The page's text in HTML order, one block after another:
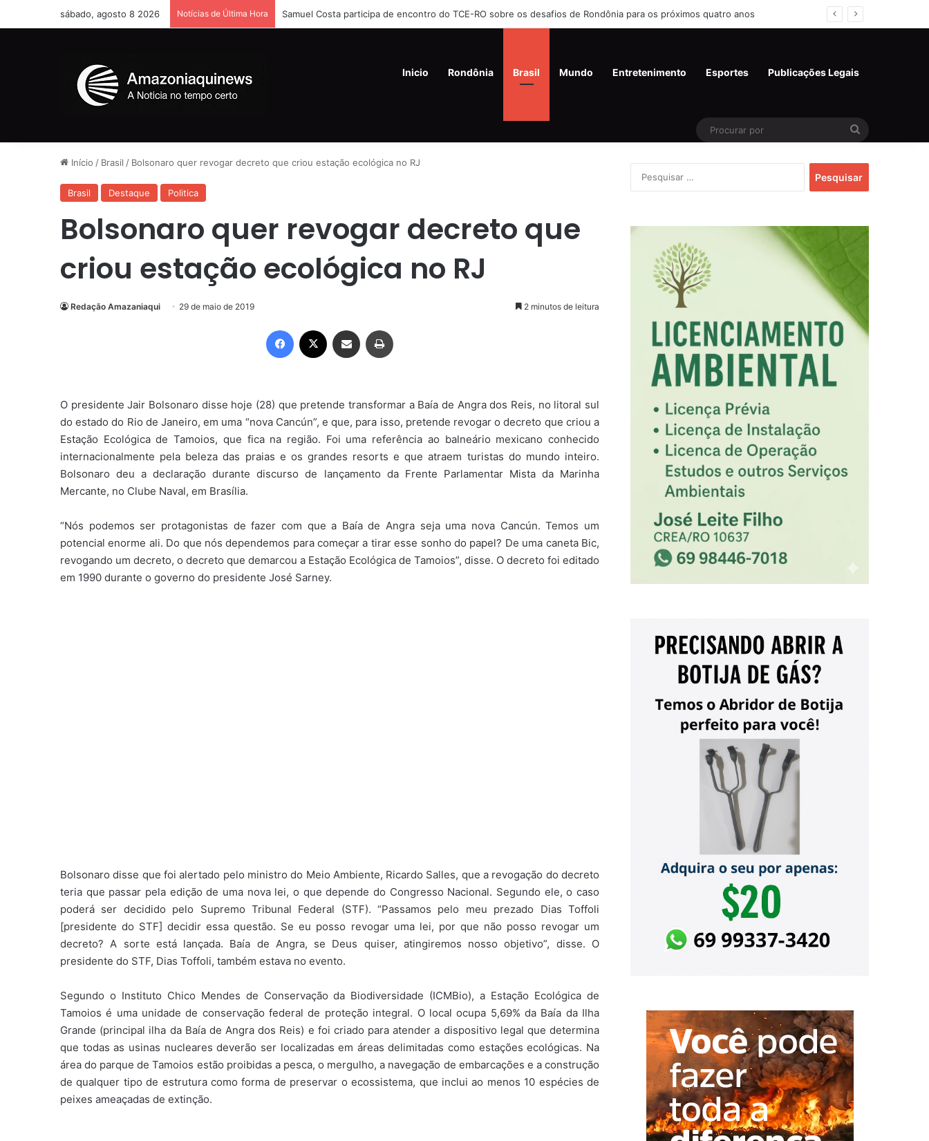
sábado, agosto 8 2026 Notícias de Última Hora Homem mata ex-companheira a facadas e se joga de prédio na Zona Leste de SP
Inicio Rondônia Brasil Mundo Entretenimento Esportes Publicações Legais
Procurar
Início / Brasil / Bolsonaro quer revogar decreto que criou estação ecológica no RJ
Brasil Destaque Politica
Bolsonaro quer revogar decreto que
criou estação ecológica no RJ
Redação Amazaniaqui 29 de maio de 2019 2 minutos de leitura
Facebook Compartilhar via e-mail
O presidente Jair Bolsonaro disse hoje (28) que pretende transformar a Baía de Angra dos Reis, no litoral sul
do estado do Rio de Janeiro, em uma “nova Cancún”, e que, para isso, pretende revogar o decreto que criou a
Estação Ecológica de Tamoios, que fica na região. Foi uma referência ao balneário mexicano conhecido
internacionalmente pela beleza das praias e os grandes resorts e que atraem turistas do mundo inteiro.
Bolsonaro deu a declaração durante discurso de lançamento da Frente Parlamentar Mista da Marinha
Mercante, no Clube Naval, em Brasília.
“Nós podemos ser protagonistas de fazer com que a Baía de Angra seja uma nova Cancún. Temos um
potencial enorme ali. Do que nós dependemos para começar a tirar esse sonho do papel? De uma caneta Bic,
revogando um decreto, o decreto que demarcou a Estação Ecológica de Tamoios”, disse. O decreto foi editado
em 1990 durante o governo do presidente José Sarney.
Bolsonaro disse que foi alertado pelo ministro do Meio Ambiente, Ricardo Salles, que a revogação do decreto
teria que passar pela edição de uma nova lei, o que depende do Congresso Nacional. Segundo ele, o caso
poderá ser decidido pelo Supremo Tribunal Federal (STF). “Passamos pelo meu prezado Dias Toffoli
[presidente do STF] decidir essa questão. Se eu posso revogar uma lei, por que não posso revogar um
decreto? A sorte está lançada. Baía de Angra, se Deus quiser, atingiremos nosso objetivo”, disse. O
presidente do STF, Dias Toffoli, também estava no evento.
Segundo o Instituto Chico Mendes de Conservação da Biodiversidade (ICMBio), a Estação Ecológica de
Tamoios é uma unidade de conservação federal de proteção integral. O local ocupa 5,69% da Baía da Ilha
Grande (principal ilha da Baía de Angra dos Reis) e foi criado para atender a dispositivo legal que determina
que todas as usinas nucleares deverão ser localizadas em áreas delimitadas como estações ecológicas. Na
área do parque de Tamoios estão proibidas a pesca, o mergulho, a navegação de embarcações e a construção
de qualquer tipo de estrutura como forma de preservar o ecossistema, que inclui ao menos 10 espécies de
peixes ameaçadas de extinção.
por: